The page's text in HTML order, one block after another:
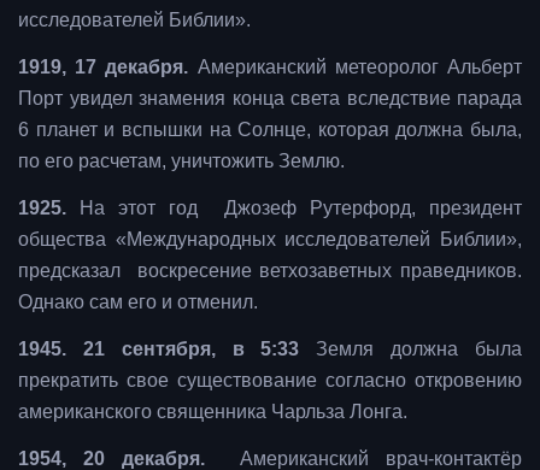
исследователей Библии».
1919, 17 декабря. Американский метеоролог Альберт
Порт увидел знамения конца света вследствие парада
6 планет и вспышки на Солнце, которая должна была,
по его расчетам, уничтожить Землю.
1925. На этот год Джозеф Рутерфорд, президент
общества «Международных исследователей Библии»,
предсказал воскресение ветхозаветных праведников.
Однако сам его и отменил.
1945. 21 сентября, в 5:33 Земля должна была
прекратить свое существование согласно откровению
американского священника Чарльза Лонга.
1954, 20 декабря. Американский врач-контактёр